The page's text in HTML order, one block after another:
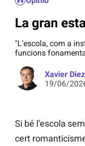
La gran
"L’escola, com a
funcions
Xavier Diez
19/06/
Si bé l’escola
cert